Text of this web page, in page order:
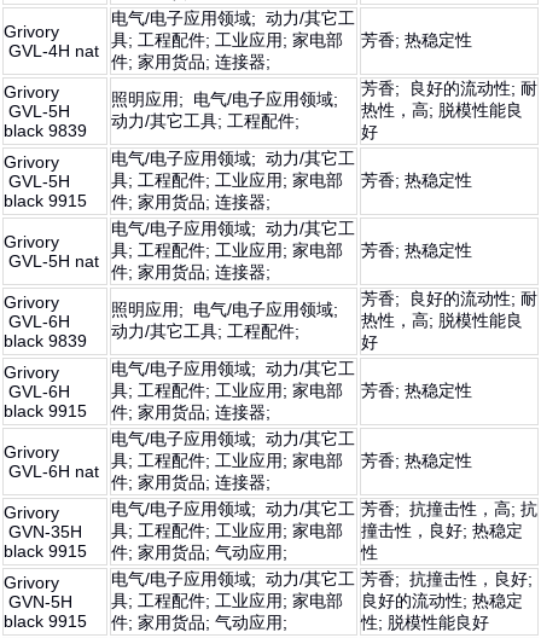
Grivory
GVL-4H nat
电气/电子应用领域; 动力/其它工
具; 工程配件; 工业应用; 家电部
件; 家用货品; 连接器;
芳香; 热稳定性
Grivory
GVL-5H
black 9839
照明应用; 电气/电子应用领域;
动力/其它工具; 工程配件;
芳香; 良好的流动性; 耐
热性，高; 脱模性能良
好
Grivory
GVL-5H
black 9915
电气/电子应用领域; 动力/其它工
具; 工程配件; 工业应用; 家电部
件; 家用货品; 连接器;
芳香; 热稳定性
Grivory
GVL-5H nat
电气/电子应用领域; 动力/其它工
具; 工程配件; 工业应用; 家电部
件; 家用货品; 连接器;
芳香; 热稳定性
Grivory
GVL-6H
black 9839
照明应用; 电气/电子应用领域;
动力/其它工具; 工程配件;
芳香; 良好的流动性; 耐
热性，高; 脱模性能良
好
Grivory
GVL-6H
black 9915
电气/电子应用领域; 动力/其它工
具; 工程配件; 工业应用; 家电部
件; 家用货品; 连接器;
芳香; 热稳定性
Grivory
GVL-6H nat
电气/电子应用领域; 动力/其它工
具; 工程配件; 工业应用; 家电部
件; 家用货品; 连接器;
芳香; 热稳定性
Grivory
GVN-35H
black 9915
电气/电子应用领域; 动力/其它工
具; 工程配件; 工业应用; 家电部
件; 家用货品; 气动应用;
芳香; 抗撞击性，高; 抗
撞击性，良好; 热稳定
性
Grivory
GVN-5H
black 9915
电气/电子应用领域; 动力/其它工
具; 工程配件; 工业应用; 家电部
件; 家用货品; 气动应用;
芳香; 抗撞击性，良好;
良好的流动性; 热稳定
性; 脱模性能良好